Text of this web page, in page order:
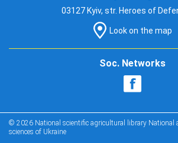
03127 Kyiv, str. Heroes of
Look on the map
Soc. Networks
© 2026 National scientific agricultural library National
sciences of Ukraine